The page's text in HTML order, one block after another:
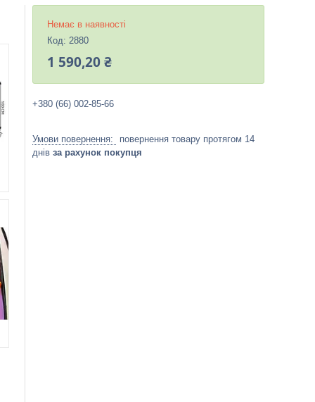
Немає в наявності
Код: 2880
1 590,20 ₴
+380 (66) 002-85-66
повернення товару протягом 14
днів за рахунок покупця